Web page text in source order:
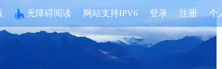
无障碍阅读 网站支持IPV6 登录 注册 个